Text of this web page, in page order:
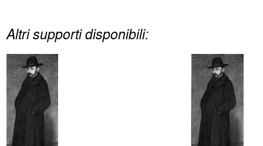
Altri supporti disponibili: